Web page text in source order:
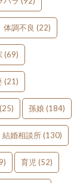
体調不良 (22)
(69)
(21)
(25) 孫娘 (184)
結婚相談所(130)
育児 (52)